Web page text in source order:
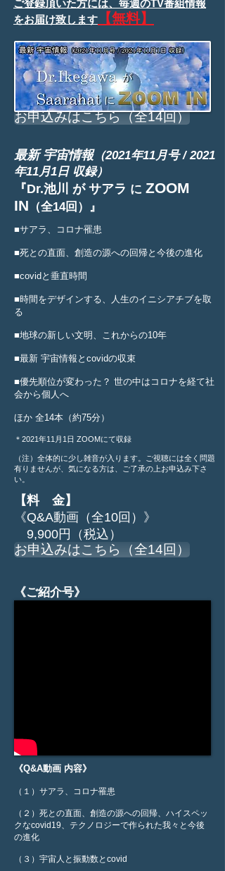
ご登録頂いた方には、 毎週のTV番組情報
をお届け致します
【無料】
お申込みはこちら（全14回）
最新 宇宙情報（2021年11月号 / 2021
年11月1日 収録）
『Dr.池川 が サアラ に ZOOM
IN （全14回）』
■サアラ、コロナ罹患
■死との直面、創造の源への回帰と今後の進化
■covidと垂直時間
■時間をデザインする、人生のイニシアチブを取
る
■地球の新しい文明、これからの10年
■最新 宇宙情報とcovidの収束
■優先順位が変わった？ 世の中はコロナを経て社
会から個人へ
ほか 全14本（約75分）
＊2021年11月1日 ZOOMにて収録
（注）全体的に少し雑音が入ります。ご視聴には全く問題
有りませんが、気になる方は、ご了承の上お申込み下さ
い。
【料 金】
《Q&A動画（全10回）》
9,900円（税込）
お申込みはこちら（全14回）
《ご紹介号》
《Q&A動画 内容》
（１）サアラ、コロナ罹患
（２）死との直面、創造の源への回帰、ハイスペッ
クなcovid19、テクノロジーで作られた我々と今後
の進化
（３）宇宙人と振動数とcovid